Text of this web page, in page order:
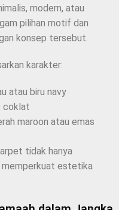
modern, atau
pilihan motif dan
konsep tersebut.
karakter:
atau biru navy
coklat
maroon atau emas
tidak hanya
memperkuat estetika